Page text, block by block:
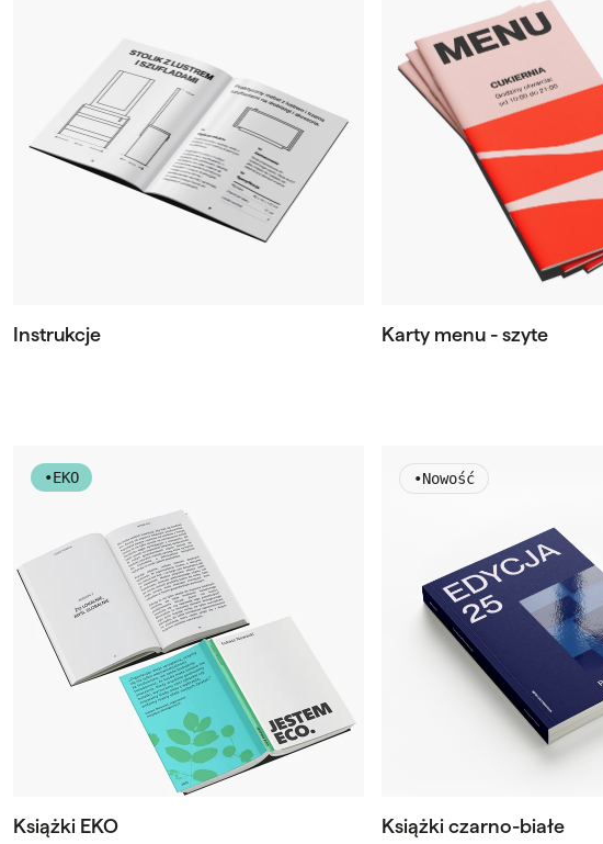
Instrukcje Karty menu - szyte
•EKO
Książki EKO
•Nowość
Książki czarno-białe